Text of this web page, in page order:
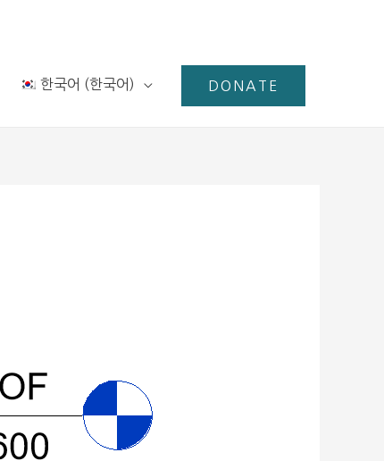
한국어 (한국어 ) DONATE